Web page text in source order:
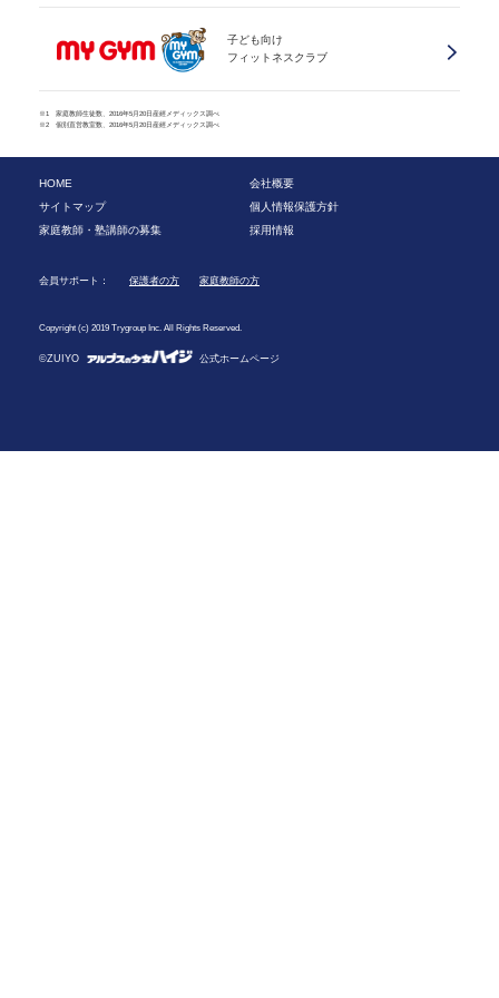
子ども向け
フィットネスクラブ
※1 家庭教師生徒数、2016年5月20日産經メディックス調べ
※2 個別直営教室数、2016年5月20日産經メディックス調べ
HOME
会社概要
サイトマップ
個人情報保護方針
家庭教師・塾講師の募集
採用情報
会員サポート： 保護者の方 家庭教師の方
Copyright (c) 2019 Trygroup Inc. All Rights Reserved.
©ZUIYO 公式ホームページ